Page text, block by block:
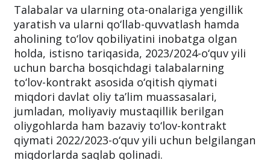
uchun barcha yo‘nalishlar bo‘yichato‘lov-
kontrakt miqdorlari oshirilmaydigan bo‘ldi.
Talabalar va ularning ota-onalariga yengillik
yaratish va ularni qo‘llab-quvvatlash hamda
aholining to‘lov qobiliyatini inobatga olgan
holda, istisno tariqasida, 2023/2024-o‘quv yili
uchun barcha bosqichdagi talabalarning
to‘lov-kontrakt asosida o‘qitish qiymati
miqdori davlat oliy ta’lim muassasalari,
jumladan, moliyaviy mustaqillik berilgan